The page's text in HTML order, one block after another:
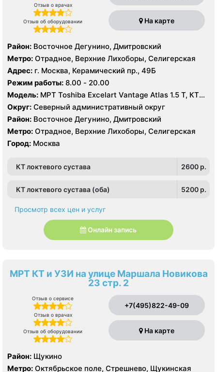
Отзыв о врачах
Отзыв об оборудовании На карте
Район: Восточное Дегунино, Дмитровский
Метро: Отрадное, Верхние Лихоборы, Селигерская
Адрес: г. Москва, Керамический пр., 49Б
Режим работы: 8.00 - 20.00
Модель: МРТ Toshiba Excelart Vantage Atlas 1.5 Т, КТ
Siemens Somatom 40 срезов, УЗИ
Округ: Северный административный округ
Район: Восточное Дегунино, Дмитровский
Метро: Отрадное, Верхние Лихоборы, Селигерская
Город: Москва
КТ локтевого сустава 2600 p.
КТ локтевого сустава (оба) 5200 p.
Просмотр всех цен и услуг
Онлайн запись
МРТ КТ и УЗИ на улице Маршала Новикова
23 стр. 2
Отзыв о сервисе
Отзыв о врачах
Отзыв об оборудовании
+7(495)822-49-09
На карте
Район: Щукино
Метро: Октябрьское поле, Стрешнево, Щукинская